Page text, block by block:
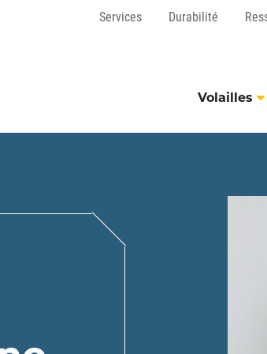
Services Durabilité
Volailles